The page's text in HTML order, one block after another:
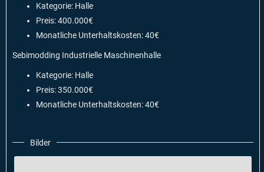
Kategorie: Halle
Preis: 400.000€
Monatliche Unterhaltskosten: 40€
Sebimodding Industrielle Maschinenhalle
Kategorie: Halle
Preis: 350.000€
Monatliche Unterhaltskosten: 40€
Bilder